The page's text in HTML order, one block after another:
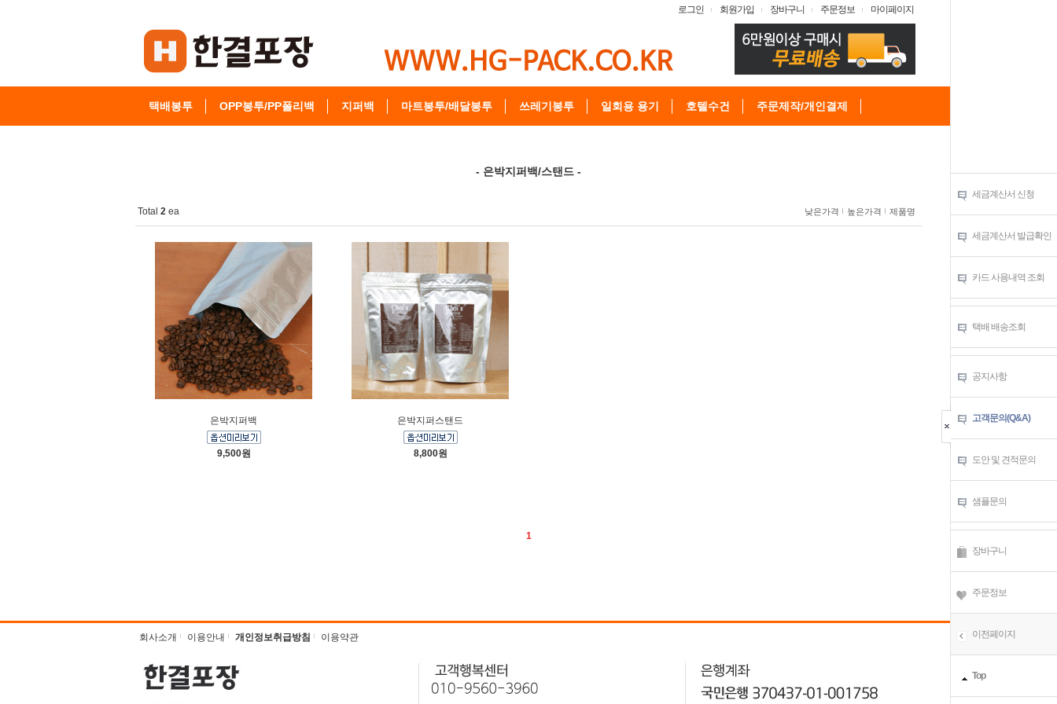
로그인 회원가입 장바구니 주문정보 마이페이지
택배봉투 OPP봉투/PP폴리백 지퍼백 마트봉투/배달봉투 쓰레기봉투 일회용 용기 호텔수건 주문제작/개인결제
- 은박지퍼백/스탠드 -
Total 2 ea 낮은가격 높은가격 제품명
은박지퍼백
9,500원
은박지퍼스탠드
8,800원
1
회사소개 이용안내 개인정보취급방침 이용약관
세금계산서 신청
세금계산서 발급확인
카드 사용내역 조회
택배 배송조회
공지사항
고객문의(Q&A)
도안 및 견적문의
샘플문의
장바구니
주문정보
이전페이지
Top